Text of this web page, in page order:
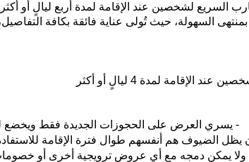
السريع لشخصين عند الإقامة لمدة أربع ليالٍ أو أكثر.
السهولة، حيث تُولى عناية فائقة بكافة
لمدة 4 ليالٍ أو أكثر
- يسري العرض على الحجوزات الجديدة فقط ويخضع
يظل الضيوف هم أنفسهم طوال فترة الإقامة
ولا يمكن دمجه مع أي عروض ترويجية أخرى أو